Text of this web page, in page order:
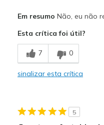
Em resumo Não, eu não
Esta crítica foi útil?
7 0
sinalizar esta crítica
5